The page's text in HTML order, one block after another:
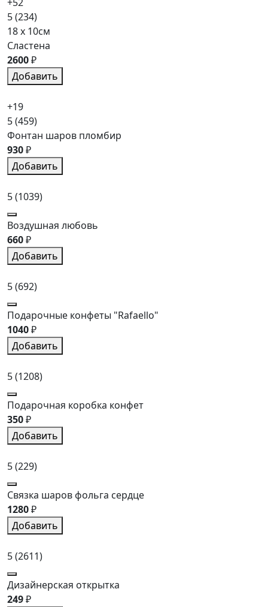
5(234)
18 x 10см
Сластена
2600₽
Добавить
+19
5(459)
Фонтан шаров пломбир
930₽
Добавить
5(1039)
Воздушная любовь
660₽
Добавить
5(692)
Подарочные конфеты "Rafaello"
1040₽
Добавить
5(1208)
Подарочная коробка конфет
350₽
Добавить
5(229)
Связка шаров фольга сердце
1280₽
Добавить
5(2611)
Дизайнерская открытка
249₽